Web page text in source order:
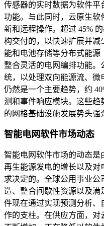
传感器的实时数据为软件平
功能。与此同时，云原生软
新和远程操作。超过 45%
构交付的，以快速扩展并减
能和电池存储等分布式能源
整合灵活的电网编排功能。
统，以处理双向能源流、
仍然是一个主要趋势，约
测和事件响应模块。这些
的网格基础设施发展势头强
智能电网软件市场动态
智能电网软件市场的动态
再生能源发电的增长以及对
求决定的。全球公用事业
造、整合间歇性资源以及
件现在通过实现预测分析
作的支柱。在供应方面，对